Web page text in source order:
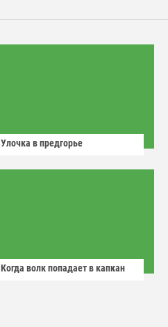
Улочка в предгорье
Когда волк попадает в капкан